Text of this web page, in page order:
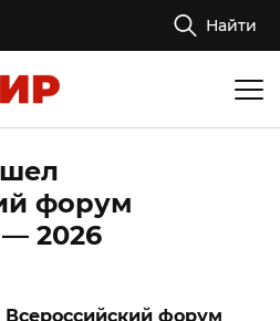
Найти
форум
2026
Всероссийский форум